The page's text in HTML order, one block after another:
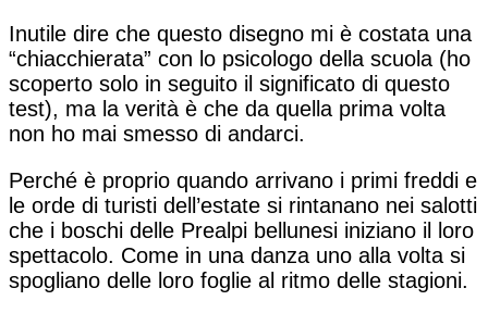
Inutile dire che questo disegno mi è costata una
“chiacchierata” con lo psicologo della scuola (ho
scoperto solo in seguito il significato di questo
test), ma la verità è che da quella prima volta
non ho mai smesso di andarci.
Perché è proprio quando arrivano i primi freddi e
le orde di turisti dell’estate si rintanano nei salotti
che i boschi delle Prealpi bellunesi iniziano il loro
spettacolo. Come in una danza uno alla volta si
spogliano delle loro foglie al ritmo delle stagioni.